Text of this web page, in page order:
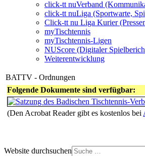
click-tt nuVerband
click-tt nuLiga (Sportwarte,
Click-tt nu Liga Kurier
myTischtennis
myTischtennis-Ligen
NUScore (Digitaler
Weiterentwicklung
BATTV - Ordnungen
Folgende Dokumente sind verfügbar:
(Den Acrobat Reader gibt es kostenlos bei
Website durchsuchen